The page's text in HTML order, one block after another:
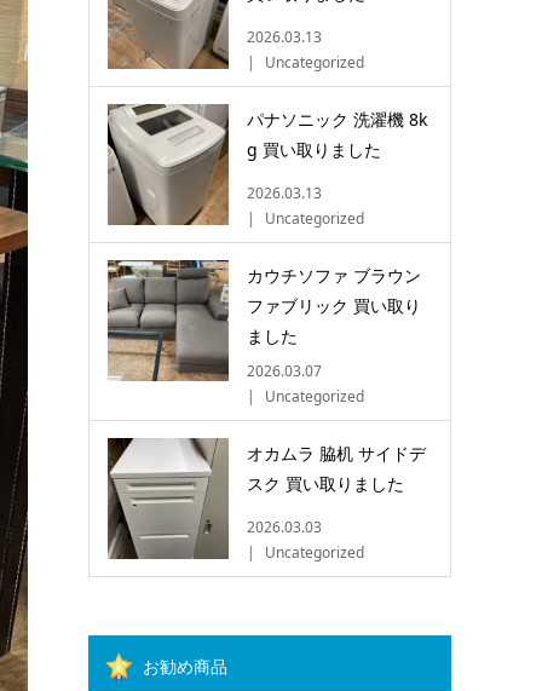
2026.03.13
Uncategorized
パナソニック 洗濯機 8k
g 買い取りました
2026.03.13
Uncategorized
カウチソファ ブラウン
ファブリック 買い取り
ました
2026.03.07
Uncategorized
オカムラ 脇机 サイドデ
スク 買い取りました
2026.03.03
Uncategorized
お勧め商品